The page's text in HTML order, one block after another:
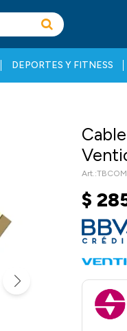
DEPORTES Y FITNESS
$